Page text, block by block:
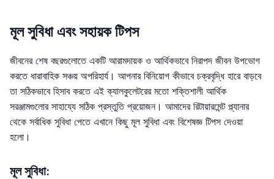
মূল সুবিধা এবং সহায়ক টিপস
জীবনের শেষ বছরগুলোতে একটি আরামদায়ক ও আর্থিকভাবে নিরাপদ জীবন উপভোগ
করতে ধারাবাহিক সঞ্চয় অপরিহার্য। আপনার বিনিয়োগ কীভাবে চক্রবৃদ্ধি হারে বাড়বে
তা সঠিকভাবে হিসাব করতে এই ক্যালকুলেটরের মতো শক্তিশালী আর্থিক
সরঞ্জামগুলোর সাহায্যে সঠিক প্রস্তুতি প্রয়োজন। আমাদের রিটায়ারমেন্ট প্ল্যানার
থেকে সর্বাধিক সুবিধা পেতে এখানে কিছু মূল সুবিধা এবং বিশেষজ্ঞ টিপস দেওয়া
হলো।
মূল সুবিধা: